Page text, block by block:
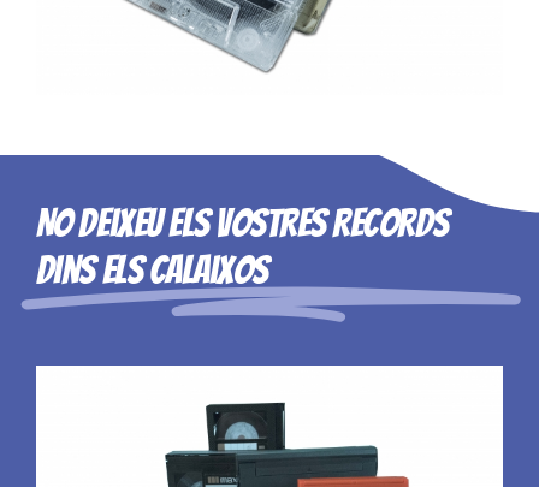
No deixeu els vostres records
dins els calaixos